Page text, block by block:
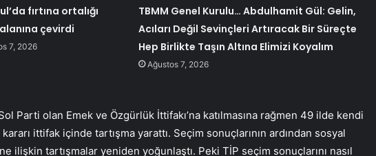
fırtına ortalığı
çevirdi
7, 2026
TBMM Genel Kurulu… Abdulhamit Gül: Gelin,
Acıları Değil Sevinçleri Artıracak Bir Süreçte
Hep Birlikte Taşın Altına Elimizi Koyalım
Ağustos 7, 2026
Parti olan Emek ve Özgürlük İttifakı’na katılmasına rağmen 49 ilde kendi
ittifak içinde tartışma yarattı. Seçim sonuçlarının ardından sosyal
ilişkin tartışmalar yeniden yoğunlaştı. Peki TİP seçim sonuçlarını nasıl